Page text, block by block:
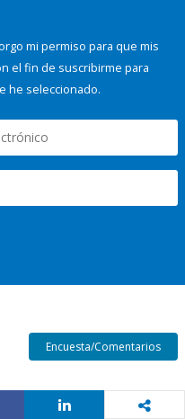
mi permiso para que mis
el fin de suscribirme para
he seleccionado.
Encuesta/Comentarios